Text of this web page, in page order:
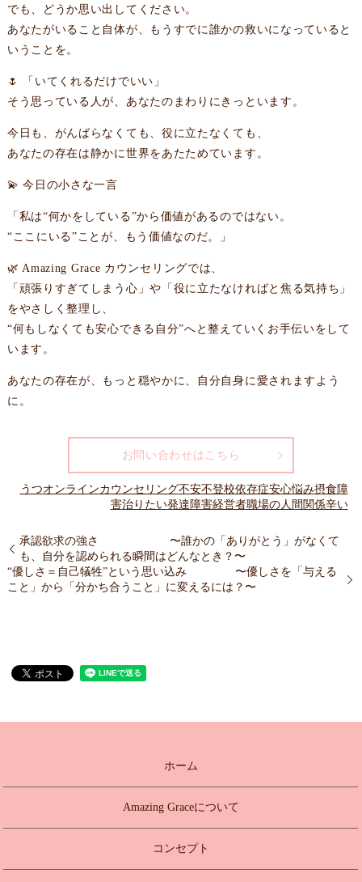
でも、どうか思い出してください。
あなたがいること自体が、もうすでに誰かの救いになっていると
いうことを。
🌷 「いてくれるだけでいい」
そう思っている人が、あなたのまわりにきっといます。
今日も、がんばらなくても、役に立たなくても、
あなたの存在は静かに世界をあたためています。
💫 今日の小さな一言
「私は“何かをしている”から価値があるのではない。
“ここにいる”ことが、もう価値なのだ。」
🌿 Amazing Grace カウンセリングでは、
「頑張りすぎてしまう心」や「役に立たなければと焦る気持ち」
をやさしく整理し、
“何もしなくても安心できる自分”へと整えていくお手伝いをして
います。
あなたの存在が、もっと穏やかに、自分自身に愛されますよう
に。
お問い合わせはこちら
うつオンラインカウンセリング不安不登校依存症安心悩み摂食障
害治りたい発達障害経営者職場の人間関係辛い
承認欲求の強さ 〜誰かの「ありがとう」がなくて
も、自分を認められる瞬間はどんなとき？〜
“優しさ＝自己犠牲”という思い込み 〜優しさを「与える
こと」から「分かち合うこと」に変えるには？〜
ホーム
Amazing Graceについて
コンセプト